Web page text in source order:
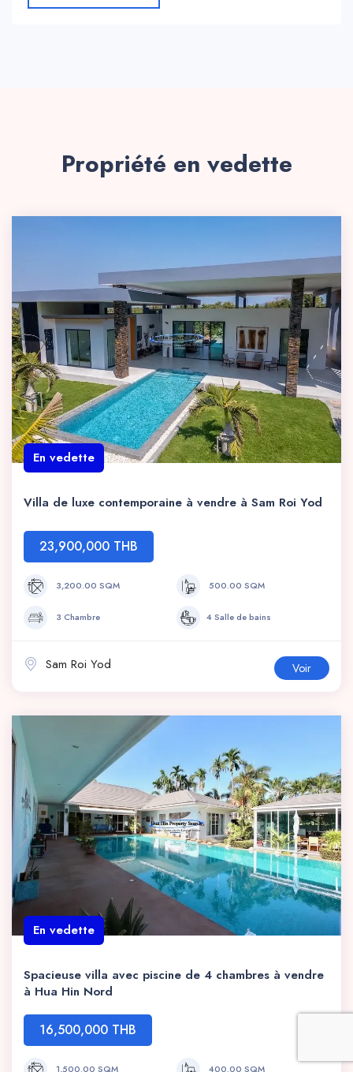
Propriété en vedette
En vedette
Villa de luxe contemporaine à vendre à Sam Roi Yod
23,900,000 THB
3,200.00 SQM 500.00 SQM
3 Chambre 4 Salle de bains
Sam Roi Yod Voir
En vedette
Spacieuse villa avec piscine de 4 chambres à vendre
à Hua Hin Nord
16,500,000 THB
1,500.00 SQM 400.00 SQM